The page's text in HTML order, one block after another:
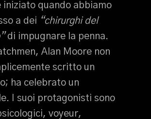
iniziato quando abbiamo
a dei “chirurghi del
di impugnare la penna.
Alan Moore non
scritto un
ha celebrato un
I suoi protagonisti sono
voyeur,